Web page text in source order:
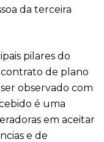
da terceira
pilares do
contrato de plano
observado com
é uma
em aceitar
e de